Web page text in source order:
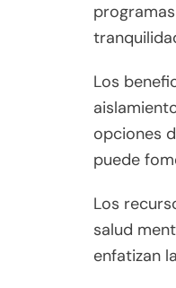
Los
opciones
puede
Los
salud
enfatizan